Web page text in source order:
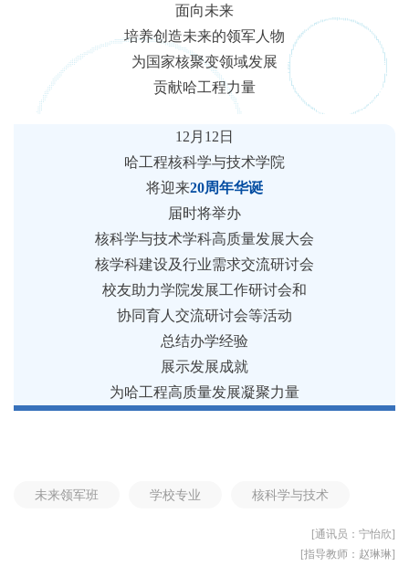
面向未来
培养创造未来的领军人物
为国家核聚变领域发展
贡献哈工程力量
12月12日
哈工程核科学与技术学院
将迎来20周年华诞
届时将举办
核科学与技术学科高质量发展大会
核学科建设及行业需求交流研讨会
校友助力学院发展工作研讨会和
协同育人交流研讨会等活动
总结办学经验
展示发展成就
为哈工程高质量发展凝聚力量
未来领军班 学校专业 核科学与技术
[通讯员：宁怡欣]
[指导教师：赵琳琳]